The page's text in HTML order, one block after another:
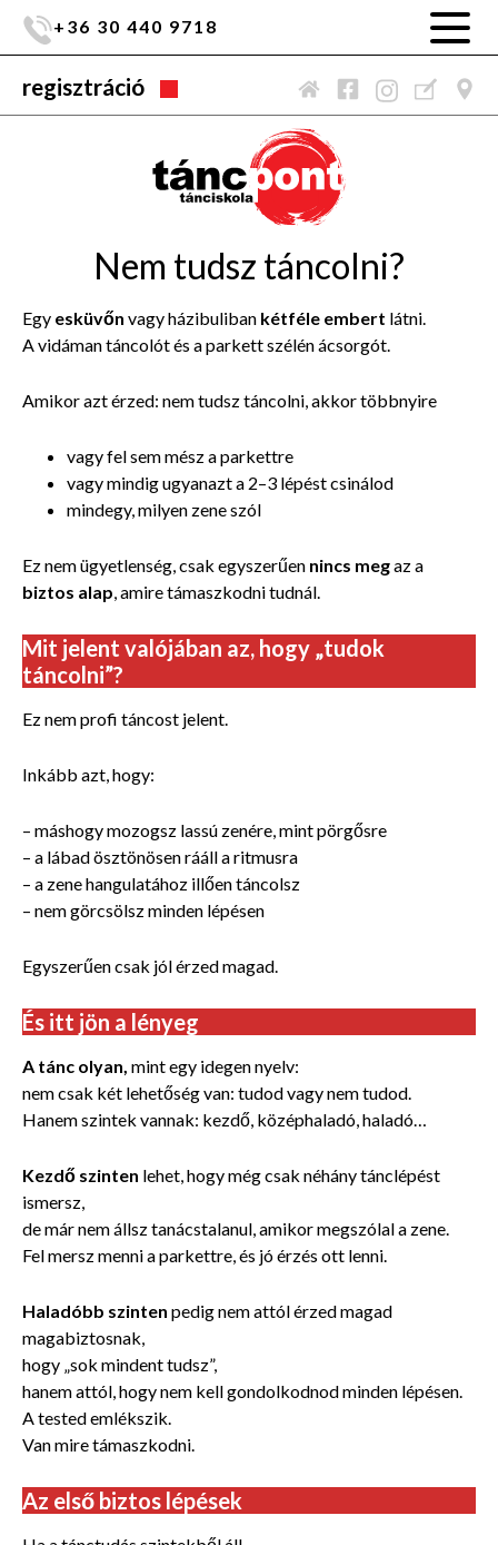
+36 30 440 9718
regisztráció
Nem tudsz táncolni?
Egy esküvőn vagy házibuliban kétféle embert látni.
A vidáman táncolót és a parkett szélén ácsorgót.
Amikor azt érzed: nem tudsz táncolni, akkor többnyire
vagy fel sem mész a parkettre
vagy mindig ugyanazt a 2–3 lépést csinálod
mindegy, milyen zene szól
Ez nem ügyetlenség, csak egyszerűen nincs megaz a
biztos alap, amire támaszkodni tudnál.
Mit jelent valójában az, hogy „tudok
táncolni”?
Ez nem profi táncost jelent.
Inkább azt, hogy:
– máshogy mozogsz lassú zenére, mint pörgősre
– a lábad ösztönösen rááll a ritmusra
– a zene hangulatához illően táncolsz
– nem görcsölsz minden lépésen
Egyszerűen csak jól érzed magad.
És itt jön a lényeg
A tánc olyan, mint egy idegen nyelv:
nem csak két lehetőség van: tudod vagy nem tudod.
Hanem szintek vannak: kezdő, középhaladó, haladó…
Kezdő szinten lehet, hogy még csak néhány tánclépést
ismersz,
de már nem állsz tanácstalanul, amikor megszólal a zene.
Fel mersz menni a parkettre, és jó érzés ott lenni.
Haladóbb szinten pedig nem attól érzed magad
magabiztosnak,
hogy „sok mindent tudsz”,
hanem attól, hogy nem kell gondolkodnod minden lépésen.
A tested emlékszik.
Van mire támaszkodni.
Az első biztos lépések